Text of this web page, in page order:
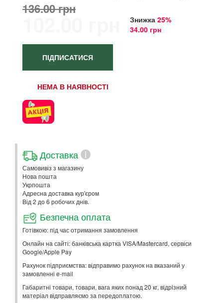
136.00 грн
102.00 грн Знижка 25%
34.00 грн
ПІДПИСАТИСЯ
НЕМА В НАЯВНОСТІ
Доставка i
Самовивіз з магазину
Нова пошта
Укрпошта
Адресна доставка кур'єром
Від 2 до 6 робочих днів.
Безпечна оплата
Готівкою: під час отримання замовлення
Онлайн на сайті: банківська картка VISA/Mastercard, сервіси
Google/Apple Pay
Рахунок підприємства: відправимо рахунок на вказаний у
замовленні e-mail
Габаритні товари, товари, вага яких понад 20 кг, відрізний
матеріал відправляємо за передоплатою.